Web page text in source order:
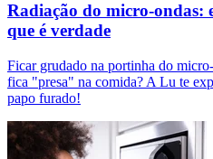
Radiação do micro-ondas:
que é verdade
Ficar grudado na portinha do
fica "presa" na comida? A Lu te
papo furado!